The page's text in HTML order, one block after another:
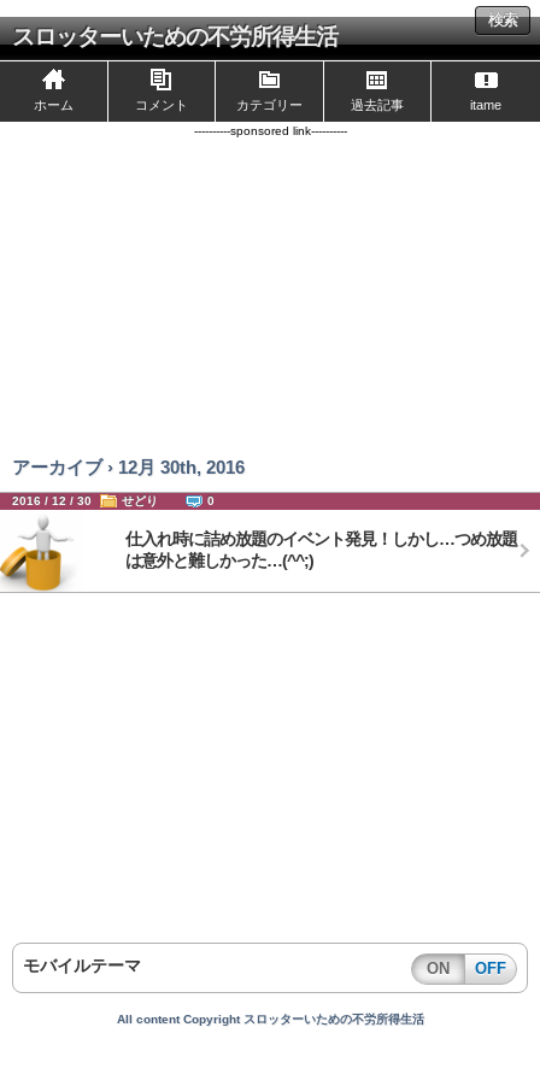
スロッターいための不労所得生活
検索
ホーム コメント カテゴリー 過去記事 itame
----------sponsored link----------
アーカイブ › 12月 30th, 2016
2016 / 12 / 30 せどり 0
仕入れ時に詰め放題のイベント発見！しかし…つめ放題
は意外と難しかった…(^^;)
モバイルテーマ ON OFF
All content Copyright スロッターいための不労所得生活